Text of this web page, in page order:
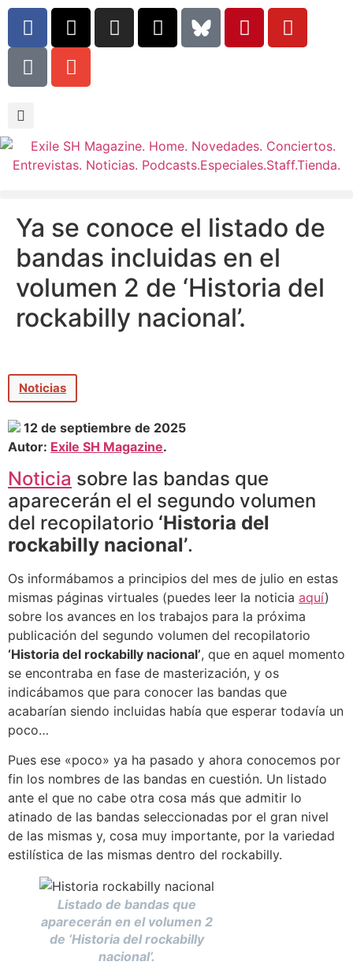
Ya se conoce el listado de
bandas incluidas en el
volumen 2 de ‘Historia del
rockabilly nacional’.
Noticias
12 de septiembre de 2025
Autor: Exile SH Magazine.
Noticia sobre las bandas que
aparecerán el el segundo volumen
del recopilatorio ‘Historia del
rockabilly nacional’.
Os informábamos a principios del mes de julio en estas
mismas páginas virtuales (puedes leer la noticia aquí)
sobre los avances en los trabajos para la próxima
publicación del segundo volumen del recopilatorio
‘Historia del rockabilly nacional’, que en aquel momento
se encontraba en fase de masterización, y os
indicábamos que para conocer las bandas que
acabarían siendo incluidas había que esperar todavía un
poco…
Pues ese «poco» ya ha pasado y ahora conocemos por
fin los nombres de las bandas en cuestión. Un listado
ante el que no cabe otra cosa más que admitir lo
atinado de las bandas seleccionadas por el gran nivel
de las mismas y, cosa muy importante, por la variedad
estilística de las mismas dentro del rockabilly.
Listado de bandas que
aparecerán en el volumen 2
de ‘Historia del rockabilly
nacional’.